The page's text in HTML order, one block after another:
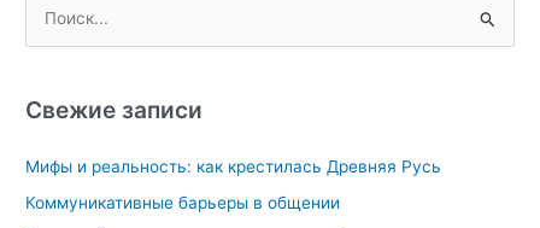
Выборов
в
думу
с
:
Свежие записи
Мифы и реальность: как крестилась Древняя Русь
Коммуникативные барьеры в общении